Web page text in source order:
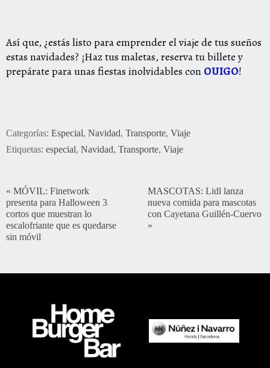
Así que, ¿estás listo para emprender el viaje de tus sueños
estas navidades? ¡Haz tus maletas, reserva tu billete y
prepárate para unas fiestas inolvidables con OUIGO!
Categorías: Especial, Navidad, Transporte, Viaje
Etiquetas: especial, Navidad, Transporte, Viaje
« MÓVIL: Finetwork
presenta para Halloween 3
cortos que muestran lo
escalofriante que es quedarse
sin móvil
MASCOTAS: Lidl lanza
nueva comida para mascotas
con Cayetana Guillén-Cuervo
»